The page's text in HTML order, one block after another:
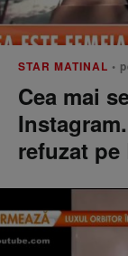
STAR MATINAL •
Cea mai
refuzat